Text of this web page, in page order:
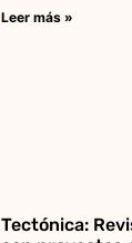
Leer más »
Tectónica: